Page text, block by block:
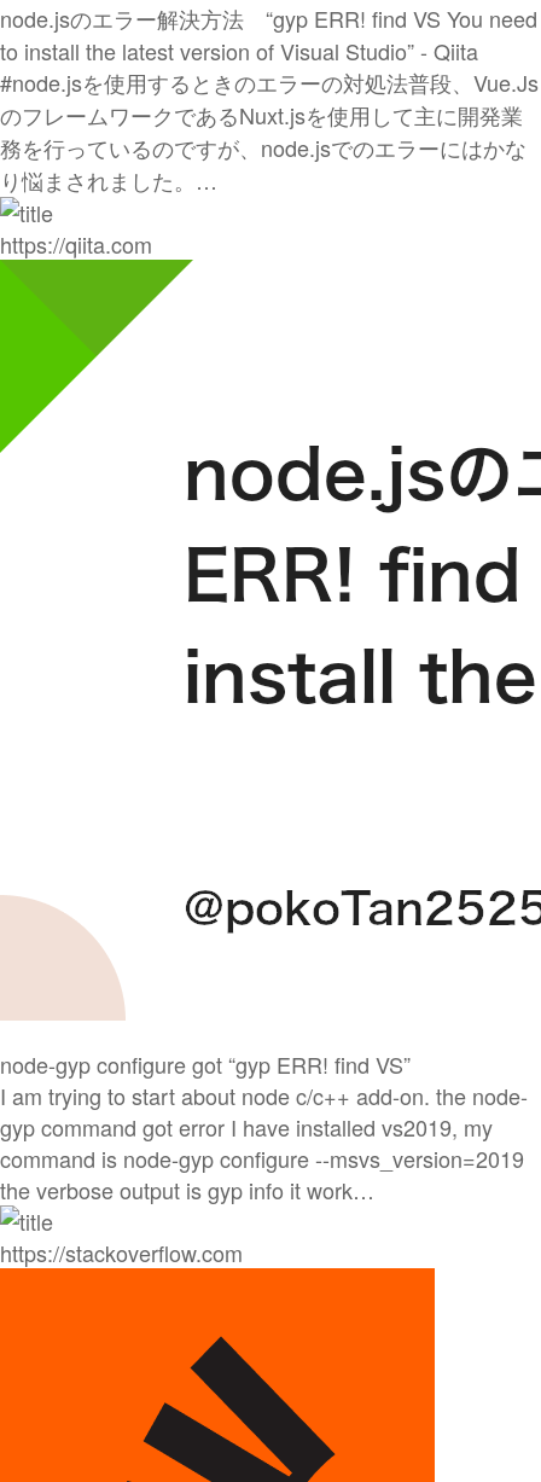
node.jsのエラー解決方法 “gyp ERR! find VS You need
to install the latest version of Visual Studio” - Qiita
#node.jsを使用するときのエラーの対処法普段、Vue.Js
のフレームワークであるNuxt.jsを使用して主に開発業
務を行っているのですが、node.jsでのエラーにはかな
り悩まされました。…
https://qiita.com
node-gyp configure got “gyp ERR! find VS”
I am trying to start about node c/c++ add-on. the node-
gyp command got error I have installed vs2019, my
command is node-gyp configure --msvs_version=2019
the verbose output is gyp info it work…
https://stackoverflow.com